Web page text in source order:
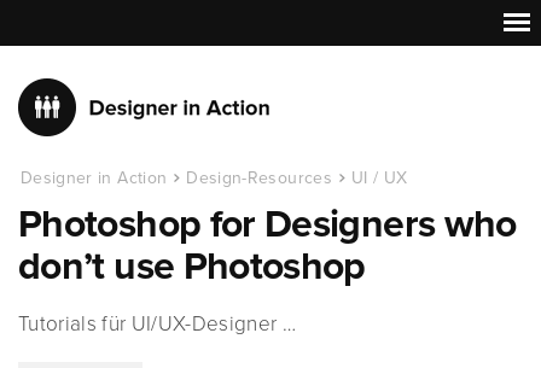
Designer in Action Design-Resources UI / UX
Photoshop for Designers who
don’t use Photoshop
Tutorials für UI/UX-Designer …